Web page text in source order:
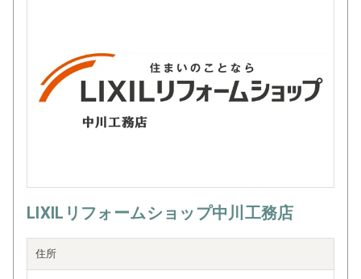
LIXILリフォームショップ中川工務店
住所